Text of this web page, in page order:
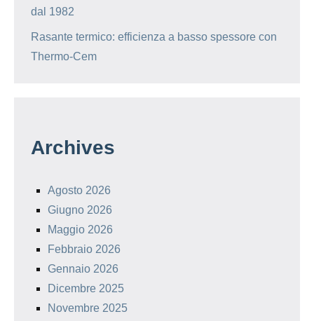
dal 1982
Rasante termico: efficienza a basso spessore con
Thermo-Cem
Archives
Agosto 2026
Giugno 2026
Maggio 2026
Febbraio 2026
Gennaio 2026
Dicembre 2025
Novembre 2025